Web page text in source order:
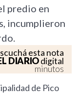
predio en
incumplieron
esta nota
DIARIOdigital
minutos
de Pico